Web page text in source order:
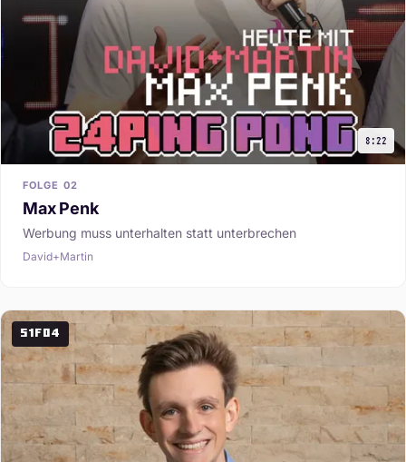
8:22
FOLGE 02
Max Penk
Werbung muss unterhalten statt unterbrechen
David+Martin
S1F04